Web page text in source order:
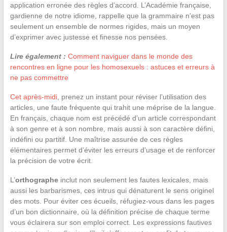
application erronée des règles d’accord. L’Académie française,
gardienne de notre idiome, rappelle que la grammaire n’est pas
seulement un ensemble de normes rigides, mais un moyen
d’exprimer avec justesse et finesse nos pensées.
Lire également : Comment naviguer dans le monde des
rencontres en ligne pour les homosexuels : astuces et erreurs à
ne pas commettre
Cet après-midi, prenez un instant pour réviser l’utilisation des
articles, une faute fréquente qui trahit une méprise de la langue.
En français, chaque nom est précédé d’un article correspondant
à son genre et à son nombre, mais aussi à son caractère défini,
indéfini ou partitif. Une maîtrise assurée de ces règles
élémentaires permet d’éviter les erreurs d’usage et de renforcer
la précision de votre écrit.
L’orthographeinclut non seulement les fautes lexicales, mais
aussi les barbarismes, ces intrus qui dénaturent le sens originel
des mots. Pour éviter ces écueils, réfugiez-vous dans les pages
d’un bon dictionnaire, où la définition précise de chaque terme
vous éclairera sur son emploi correct. Les expressions fautives